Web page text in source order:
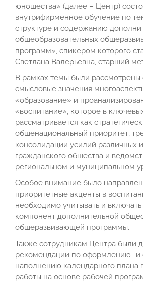
юношества» (далее – Центр)
внутрифирменное обучение по
структуре и содержанию
общеобразовательных
программ», спикером которого
Светлана Валерьевна, старший
В рамках темы были рассмотрены
смысловые значения
«образование» и
«воспитание», которое в
рассматривается как
общенациональный приоритет,
консолидации усилий различных
гражданского общества и
региональном и муниципальном
Особое внимание было
приоритетные акценты в
необходимо учитывать и
компонент дополнительной
общеразвивающей программы.
Также сотрудникам Центра были
рекомендации по оформлению -и
наполнению календарного плана
работы на основе рабочей